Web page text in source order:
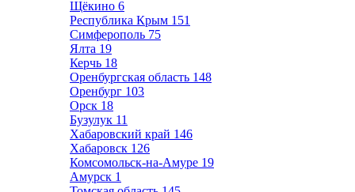
Щёкино 6
Республика Крым 151
Симферополь 75
Ялта 19
Керчь 18
Оренбургская область 148
Оренбург 103
Орск 18
Бузулук 11
Хабаровский край 146
Хабаровск 126
Комсомольск-на-Амуре 19
Амурск 1